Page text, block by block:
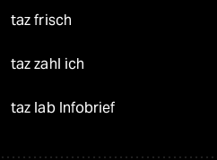
taz frisch
taz zahl ich
taz lab Infobrief